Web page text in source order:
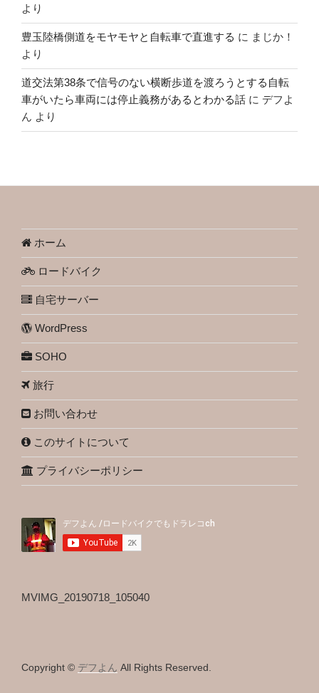
より
豊玉陸橋側道をモヤモヤと自転車で直進する に まじか！
より
道交法第38条で信号のない横断歩道を渡ろうとする自転
車がいたら車両には停止義務があるとわかる話 に デフよ
ん より
ホーム
ロードバイク
自宅サーバー
WordPress
SOHO
旅行
お問い合わせ
このサイトについて
プライバシーポリシー
MVIMG_20190718_105040
Copyright © デフよん All Rights Reserved.